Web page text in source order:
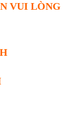
VUI LÒNG